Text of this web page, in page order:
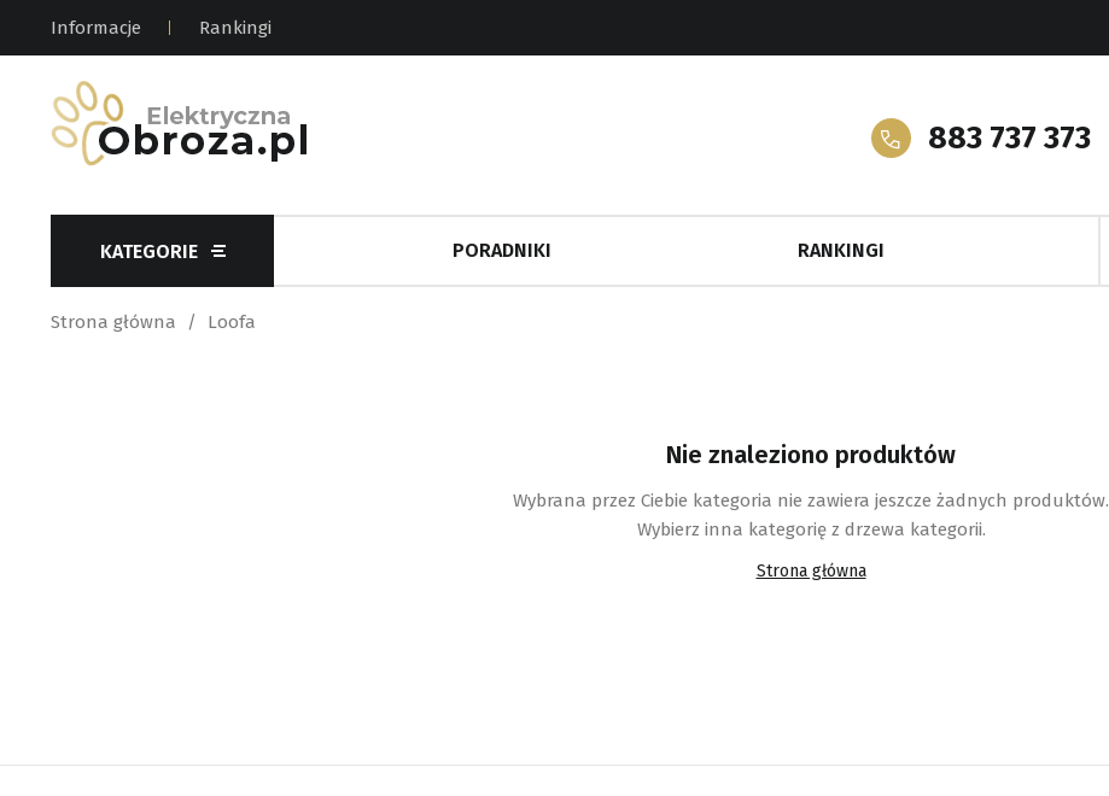
Informacje Rankingi
883 737 373
KATEGORIE PORADNIKI RANKINGI
Strona główna Loofa
Nie znaleziono produktów
Wybrana przez Ciebie kategoria nie zawiera jeszcze żadnych produktów.
Wybierz inna kategorię z drzewa kategorii.
Strona główna